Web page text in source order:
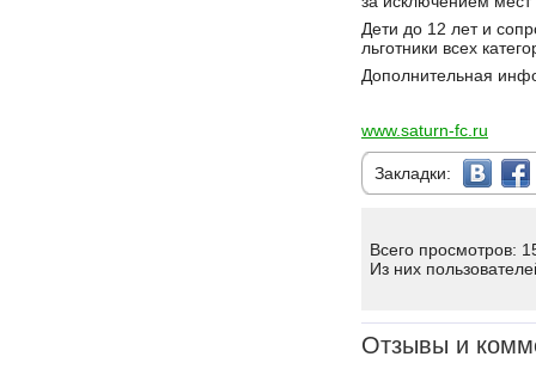
Дети до 12 лет и
льготники всех
Дополнительная
www.saturn-fc.ru
Закладки:
Всего просмотров:
Из них
Отзывы и